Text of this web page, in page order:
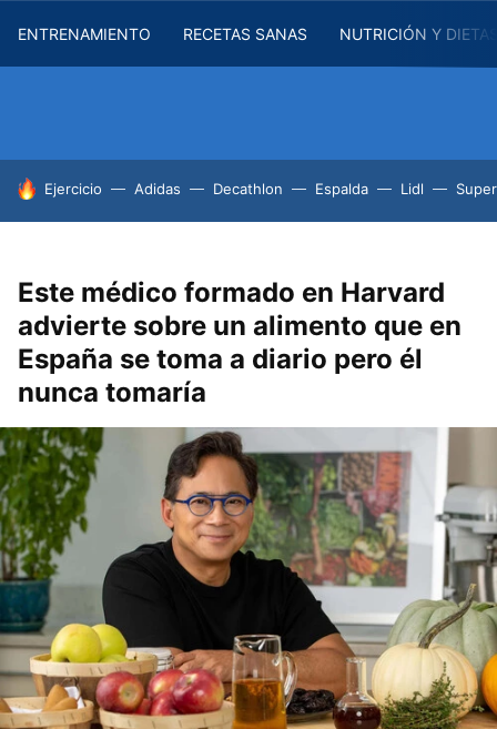
ENTRENAMIENTO RECETAS SANAS NUTRICIÓN Y
HOY SE HABLA DE
Ejercicio Adidas Decathlon Espalda Lidl
Este médico formado en Harvard
advierte sobre un alimento que en
España se toma a diario pero él
nunca tomaría